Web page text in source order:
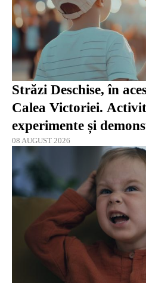
Străzi Deschise, în
Calea Victoriei.
experimente și
08 AUGUST 2026